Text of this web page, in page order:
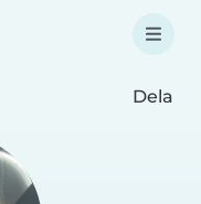
Dela